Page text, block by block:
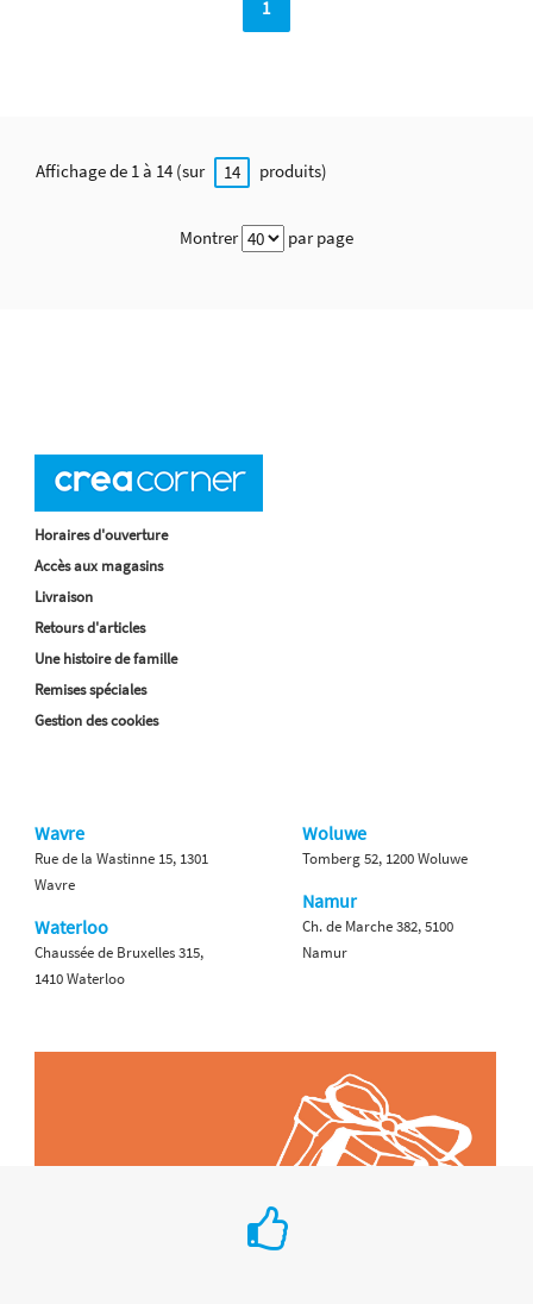
1
Affichage de 1 à 14 (sur 14 produits)
Montrer par page
Horaires d'ouverture
Accès aux magasins
Livraison
Retours d'articles
Une histoire de famille
Remises spéciales
Gestion des cookies
Wavre
Rue de la Wastinne 15, 1301
Wavre
Waterloo
Chaussée de Bruxelles 315,
1410 Waterloo
Woluwe
Tomberg 52, 1200 Woluwe
Namur
Ch. de Marche 382, 5100
Namur